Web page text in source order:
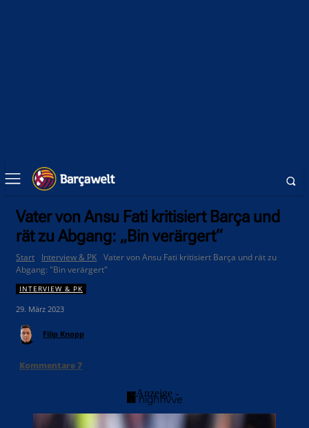
Vater von Ansu Fati kritisiert Barça und
rät zu Abgang: „Bin verärgert“
Start Interview & PK Vater von Ansu Fati kritisiert Barça und rät zu
Abgang: "Bin verärgert"
INTERVIEW & PK
29. März 2023
Filip Knopp
Kommentare7
- Anzeige -